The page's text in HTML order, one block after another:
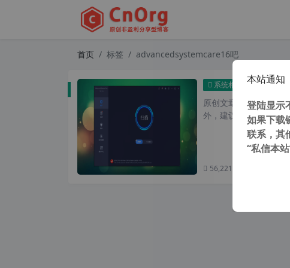
首页 标签 advancedsystemcare16吧
系统相关 iObit
原创文章，转载请注
外，建议避开晚上的访
56,221 次浏览
本站通知
登陆显示
如果下载
联系，其
“私信本